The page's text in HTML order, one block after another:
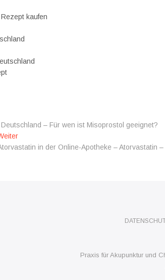
kaufen
– Für wen ist Misoprostol geeignet?
Nächster
Beitrag:in der Online-Apotheke – Atorvastatin
Praxis für Akupunktur und